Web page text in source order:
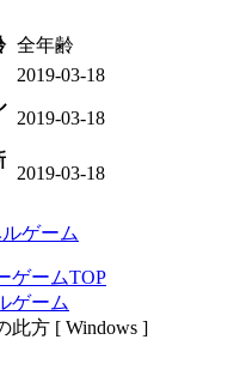
全年齢
2019-03-18
2019-03-18
2019-03-18
ゲーム
ゲームTOP
ゲーム
此方 [ Windows ]